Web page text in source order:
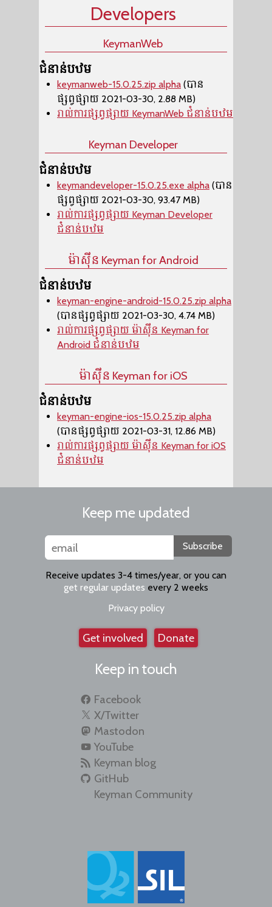
Developers
KeymanWeb
ជំនាន់បឋម
keymanweb-15.0.25.zip alpha (បាន
ផ្សព្វផ្សាយ 2021-03-30, 2.88 MB)
រាល់ការផ្សព្វផ្សាយ KeymanWeb ជំនាន់បឋម
Keyman Developer
ជំនាន់បឋម
keymandeveloper-15.0.25.exe alpha (បាន
ផ្សព្វផ្សាយ 2021-03-30, 93.47 MB)
រាល់ការផ្សព្វផ្សាយ Keyman Developer
ជំនាន់បឋម
ម៉ាស៊ីន​ Keyman for Android
ជំនាន់បឋម
keyman-engine-android-15.0.25.zip alpha
(បានផ្សព្វផ្សាយ 2021-03-30, 4.74 MB)
រាល់ការផ្សព្វផ្សាយ ម៉ាស៊ីន​ Keyman for
Android ជំនាន់បឋម
ម៉ាស៊ីន​ Keyman for iOS
ជំនាន់បឋម
keyman-engine-ios-15.0.25.zip alpha
(បានផ្សព្វផ្សាយ 2021-03-31, 12.86 MB)
រាល់ការផ្សព្វផ្សាយ ម៉ាស៊ីន​ Keyman for iOS
ជំនាន់បឋម
Keep me updated
Subscribe
Receive updates 3-4 times/year, or you can
get regular updates every 2 weeks
Privacy policy
Get involved Donate
Keep in touch
Facebook
X/Twitter
Mastodon
YouTube
Keyman blog
GitHub
Keyman Community